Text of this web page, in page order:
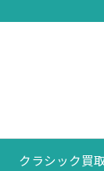
クラシック買